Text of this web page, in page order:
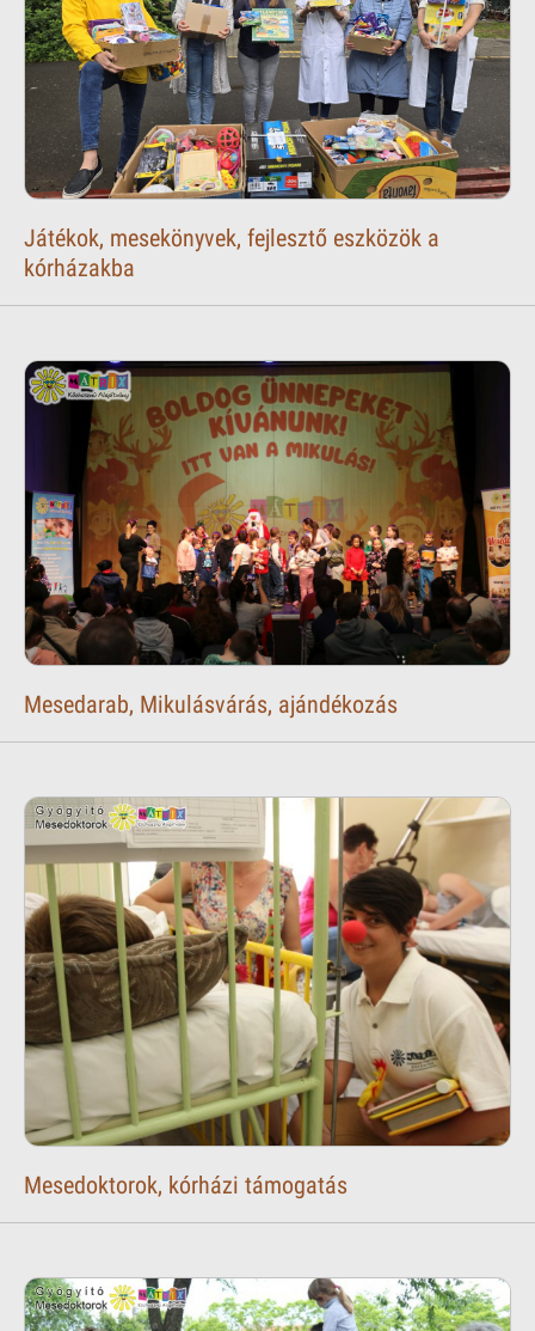
Játékok, mesekönyvek, fejlesztő eszközök a
kórházakba
Mesedarab, Mikulásvárás, ajándékozás
Mesedoktorok, kórházi támogatás